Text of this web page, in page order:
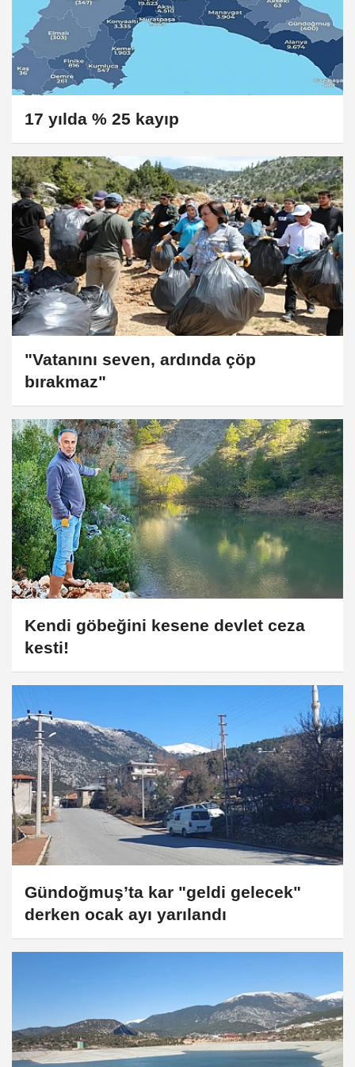
17 yılda % 25 kayıp
"Vatanını seven, ardında çöp
bırakmaz"
Kendi göbeğini kesene devlet ceza
kesti!
Gündoğmuş’ta kar "geldi gelecek"
derken ocak ayı yarılandı